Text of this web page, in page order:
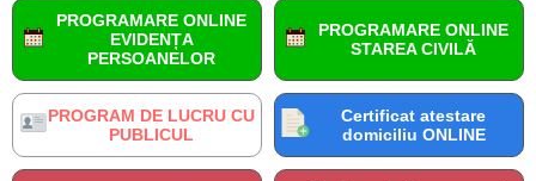
PROGRAM DE LUCRU CU
PUBLICUL
PROGRAMARE ONLINE
EVIDENȚA
PERSOANELOR
PROGRAMARE ONLINE
STAREA CIVILĂ
Certificat atestare
domiciliu ONLINE